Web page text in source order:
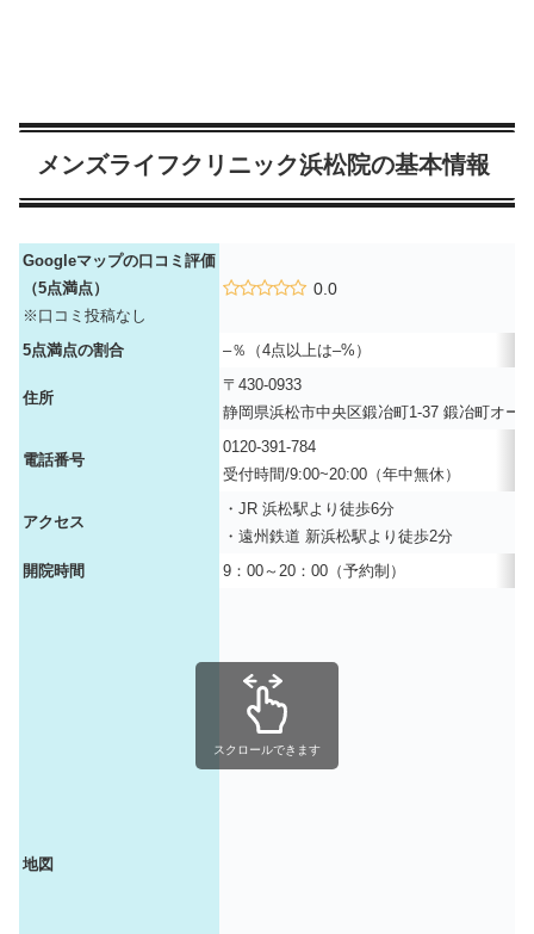
メンズライフクリニック浜松院の基本情報
Googleマップの口コミ評価
（5点満点）
※口コミ投稿なし
0.0
5点満点の割合 –％（4点以上は–%）
住所
〒430-0933
静岡県浜松市中央区鍛冶町1-37 鍛冶町オー
電話番号
0120-391-784
受付時間/9:00~20:00（年中無休）
アクセス
・JR 浜松駅より徒歩6分
・遠州鉄道 新浜松駅より徒歩2分
開院時間
9：00～20：00（予約制）
地図
スクロールできます